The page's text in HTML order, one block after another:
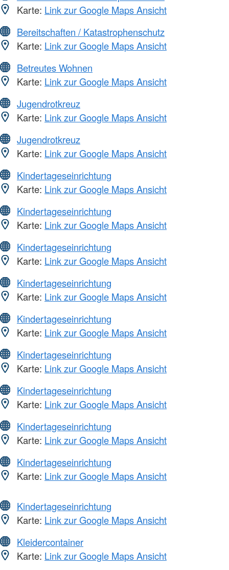
Karte: Link zur Google Maps Ansicht
Bereitschaften / Katastrophenschutz
Karte: Link zur Google Maps Ansicht
Betreutes Wohnen
Karte: Link zur Google Maps Ansicht
Jugendrotkreuz
Karte: Link zur Google Maps Ansicht
Jugendrotkreuz
Karte: Link zur Google Maps Ansicht
Kindertageseinrichtung
Karte: Link zur Google Maps Ansicht
Kindertageseinrichtung
Karte: Link zur Google Maps Ansicht
Kindertageseinrichtung
Karte: Link zur Google Maps Ansicht
Kindertageseinrichtung
Karte: Link zur Google Maps Ansicht
Kindertageseinrichtung
Karte: Link zur Google Maps Ansicht
Kindertageseinrichtung
Karte: Link zur Google Maps Ansicht
Kindertageseinrichtung
Karte: Link zur Google Maps Ansicht
Kindertageseinrichtung
Karte: Link zur Google Maps Ansicht
Kindertageseinrichtung
Karte: Link zur Google Maps Ansicht
Kindertageseinrichtung
Karte: Link zur Google Maps Ansicht
Kleidercontainer
Karte: Link zur Google Maps Ansicht